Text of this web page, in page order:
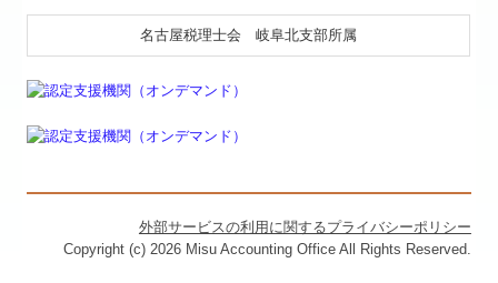
名古屋税理士会 岐阜北支部所属
外部サービスの利用に関するプライバシーポリシー
Copyright (c) 2026 Misu Accounting Office All Rights Reserved.